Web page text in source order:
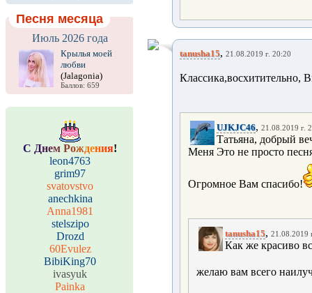
Песня месяца
Июль 2026 года
Крылья моей
любви
(Jalagonia)
Баллов: 659
С Днем Рождения!
leon4763
grim97
svatovstvo
anechkina
Anna1981
stelszipo
Drozd
60Evulez
BibiKing70
ivasyuk
Painka
tanusha15, 21.08.2019 г. 20:20
Классика,восхитительно,
UJKJC46, 21.08.2019 г.
Татьяна, добрый
Меня Это не просто
Огромное Вам спасибо!
tanusha15, 21.08.2019
Как же красиво
желаю вам всего